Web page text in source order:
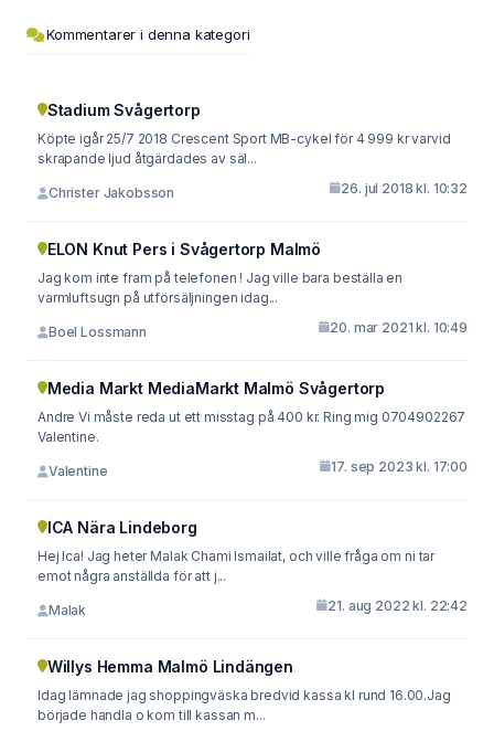
Kommentarer i denna kategori
Stadium Svågertorp
Köpte igår 25/7 2018 Crescent Sport MB-cykel för 4 999 kr varvid
skrapande ljud åtgärdades av säl...
Christer Jakobsson 26. jul 2018 kl. 10:32
ELON Knut Pers i Svågertorp Malmö
Jag kom inte fram på telefonen ! Jag ville bara beställa en
varmluftsugn på utförsäljningen idag...
Boel Lossmann 20. mar 2021 kl. 10:49
Media Markt MediaMarkt Malmö Svågertorp
Andre Vi måste reda ut ett misstag på 400 kr. Ring mig 0704902267
Valentine.
Valentine 17. sep 2023 kl. 17:00
ICA Nära Lindeborg
Hej Ica! Jag heter Malak Chami Ismailat, och ville fråga om ni tar
emot några anställda för att j...
Malak 21. aug 2022 kl. 22:42
Willys Hemma Malmö Lindängen
Idag lämnade jag shoppingväska bredvid kassa kl rund 16.00.Jag
började handla o kom till kassan m...